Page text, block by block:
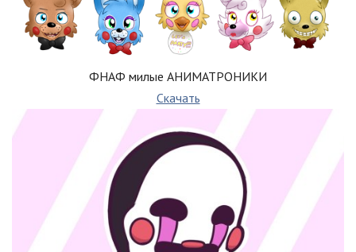
ФНАФ милые АНИМАТРОНИКИ
Скачать